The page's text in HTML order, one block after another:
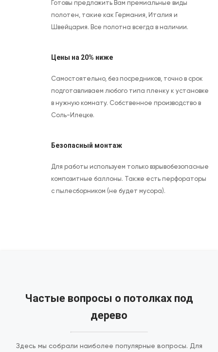
Готовы предложить Вам премиальные виды
полотен, такие как Германия, Италия и
Швейцария. Все полотна всегда в наличии.
Цены на 20% ниже
Самостоятельно, без посредников, точно в срок
подготавливаем любого типа пленку к установке
в нужную комнату. Собственное производство в
Соль-Илецке.
Безопасный монтаж
Для работы используем только взрывобезопасные
композитные баллоны. Также есть перфораторы
с пылесборником (не будет мусора).
Частые вопросы о потолках под
дерево
Здесь мы собрали наиболее популярные вопросы. Для